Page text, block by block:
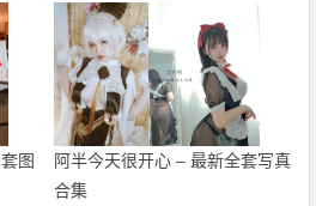
图
阿半今天很开心 – 最新全套写真
合集